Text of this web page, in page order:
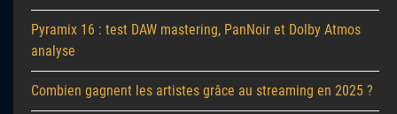
Pyramix 16 : test DAW mastering, PanNoir et Dolby Atmos
analyse
Combien gagnent les artistes grâce au streaming en 2025 ?